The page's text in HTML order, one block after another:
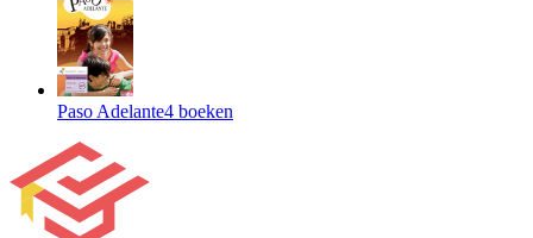
Paso Adelante4 boeken